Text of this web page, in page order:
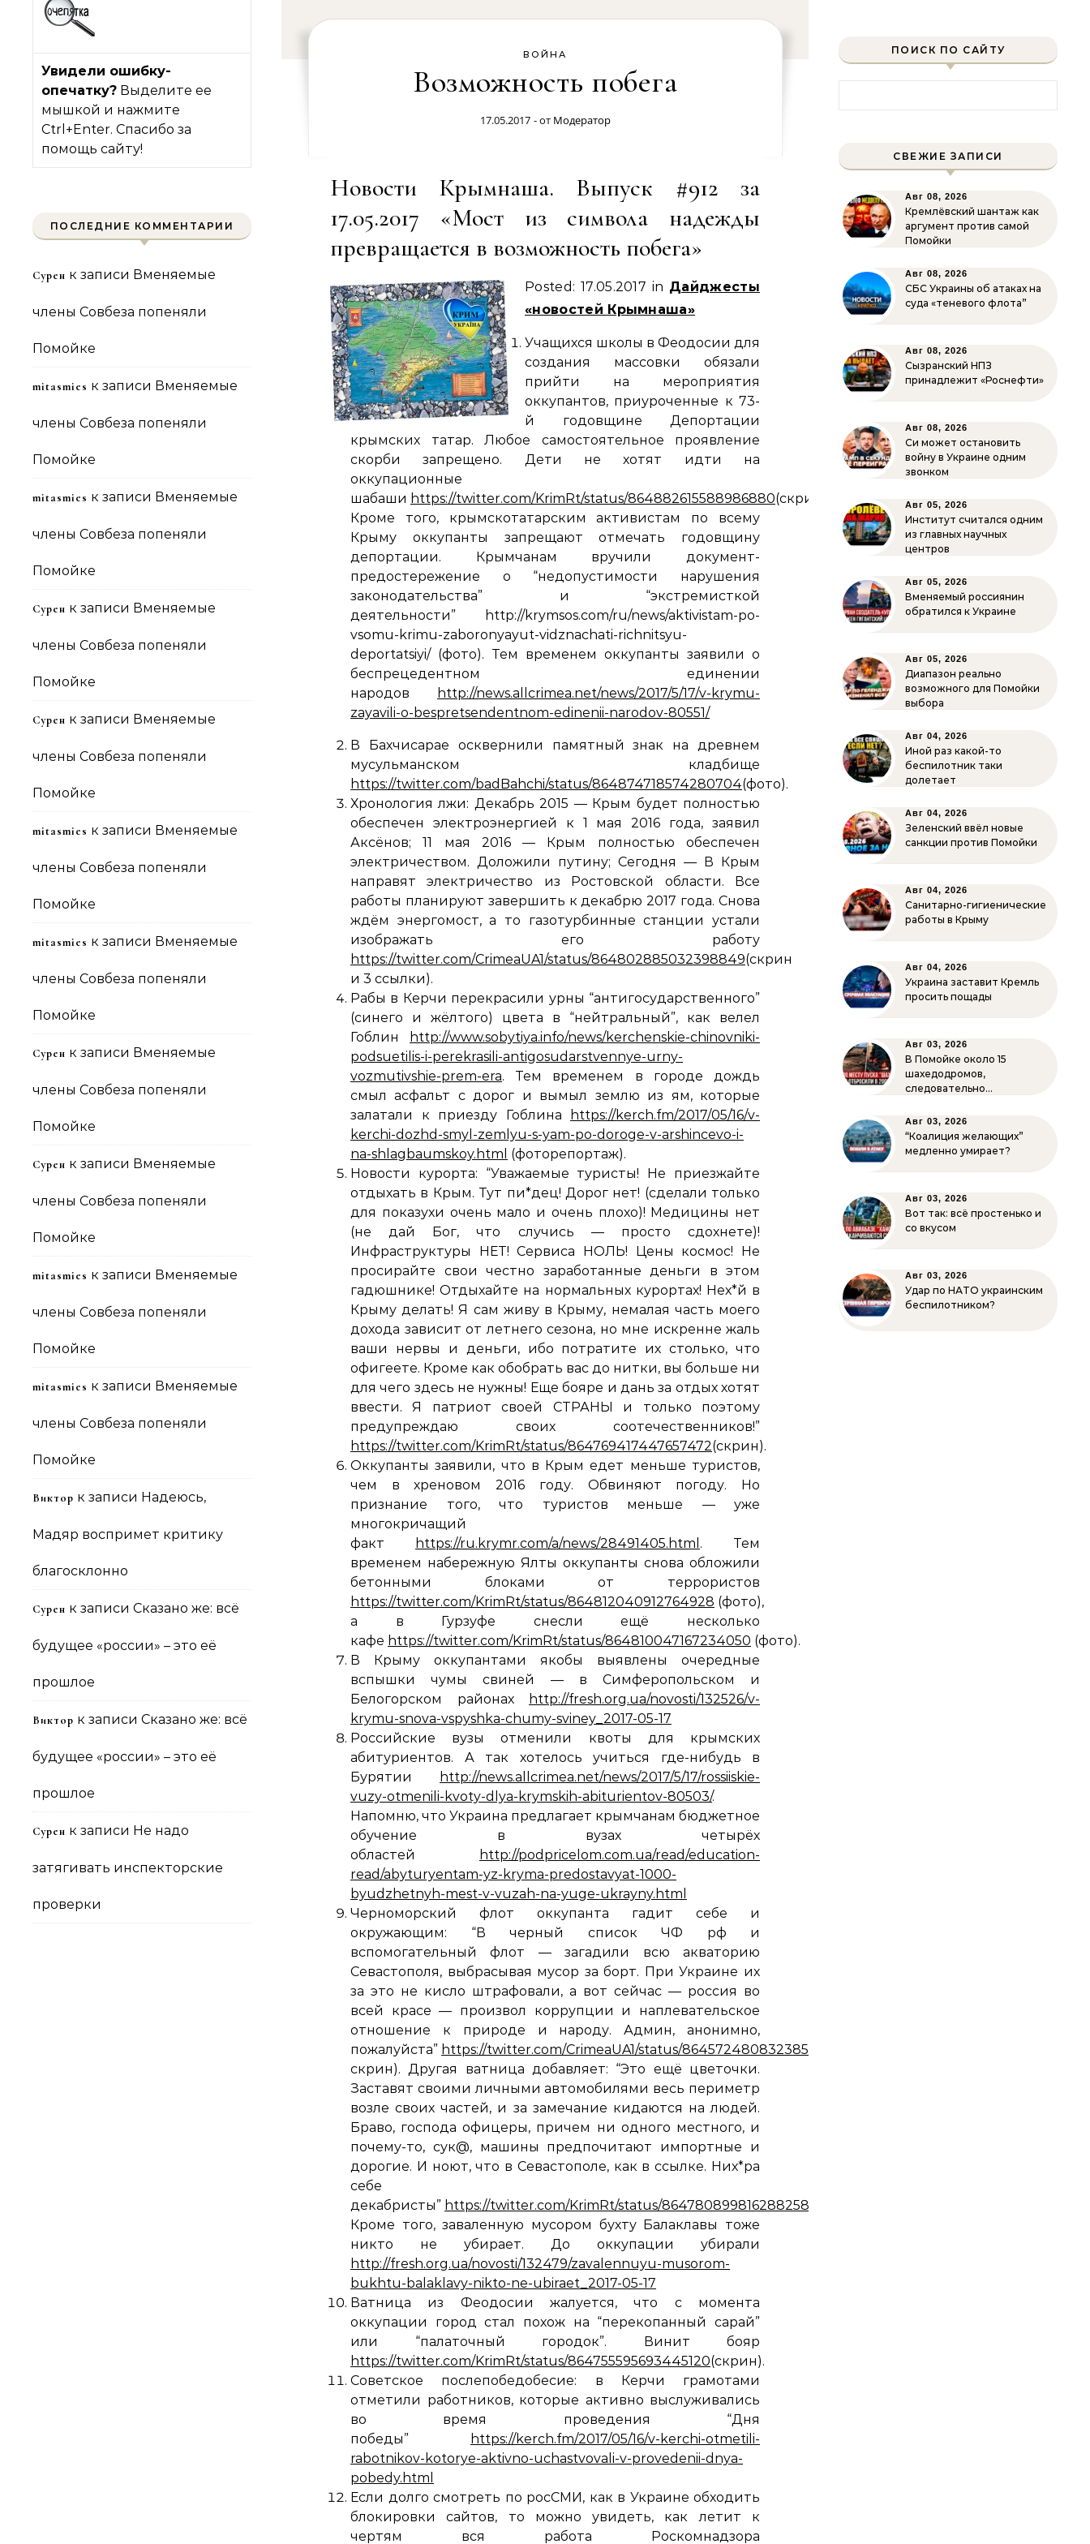
Увидели ошибку-
опечатку? Выделите ее
мышкой и нажмите
Ctrl+Enter. Спасибо за
помощь сайту!
ПОСЛЕДНИЕ КОММЕНТАРИИ
Сурен к записи Вменяемые
члены Совбеза попеняли
Помойке
mitasmies к записи Вменяемые
члены Совбеза попеняли
Помойке
mitasmies к записи Вменяемые
члены Совбеза попеняли
Помойке
Сурен к записи Вменяемые
члены Совбеза попеняли
Помойке
Сурен к записи Вменяемые
члены Совбеза попеняли
Помойке
mitasmies к записи Вменяемые
члены Совбеза попеняли
Помойке
mitasmies к записи Вменяемые
члены Совбеза попеняли
Помойке
Сурен к записи Вменяемые
члены Совбеза попеняли
Помойке
Сурен к записи Вменяемые
члены Совбеза попеняли
Помойке
mitasmies к записи Вменяемые
члены Совбеза попеняли
Помойке
mitasmies к записи Вменяемые
члены Совбеза попеняли
Помойке
Виктор к записи Надеюсь,
Мадяр воспримет критику
благосклонно
Сурен к записи Сказано же: всё
будущее «россии» – это её
прошлое
Виктор к записи Сказано же: всё
будущее «россии» – это её
прошлое
Сурен к записи Не надо
затягивать инспекторские
проверки
ВОЙНА
Возможность побега
17.05.2017 - от Модератор
Новости Крымнаша. Выпуск #912 за
17.05.2017 «Мост из символа надежды
превращается в возможность побега»
Posted: 17.05.2017 in Дайджесты
«новостей Крымнаша»
Учащихся школы в Феодосии для
создания массовки обязали
прийти на мероприятия
оккупантов, приуроченные к 73-
й годовщине Депортации
крымских татар. Любое самостоятельное проявление
скорби запрещено. Дети не хотят идти на
оккупационные
шабаши https://twitter.com/KrimRt/status/864882615588986880(скрин).
Кроме того, крымскотатарским активистам по всему
Крыму оккупанты запрещают отмечать годовщину
депортации. Крымчанам вручили документ-
предостережение о “недопустимости нарушения
законодательства” и “экстремисткой
деятельности” http://krymsos.com/ru/news/aktivistam-po-
vsomu-krimu-zaboronyayut-vidznachati-richnitsyu-
deportatsiyi/ (фото). Тем временем оккупанты заявили о
беспрецедентном единении
народов
http://news.allcrimea.net/news/2017/5/17/v-krymu-
zayavili-o-bespretsendentnom-edinenii-narodov-80551/
В Бахчисарае осквернили памятный знак на древнем
мусульманском кладбище
https://twitter.com/badBahchi/status/864874718574280704(фото).
Хронология лжи: Декабрь 2015 — Крым будет полностью
обеспечен электроэнергией к 1 мая 2016 года, заявил
Аксёнов; 11 мая 2016 — Крым полностью обеспечен
электричеством. Доложили путину; Сегодня — В Крым
направят электричество из Ростовской области. Все
работы планируют завершить к декабрю 2017 года. Снова
ждём энергомост, а то газотурбинные станции устали
изображать его работу
https://twitter.com/CrimeaUA1/status/864802885032398849(скрин
и 3 ссылки).
Рабы в Керчи перекрасили урны “антигосударственного”
(синего и жёлтого) цвета в “нейтральный”, как велел
Гоблин
http://www.sobytiya.info/news/kerchenskie-chinovniki-
podsuetilis-i-perekrasili-antigosudarstvennye-urny-
vozmutivshie-prem-era. Тем временем в городе дождь
смыл асфальт с дорог и вымыл землю из ям, которые
залатали к приезду Гоблина
https://kerch.fm/2017/05/16/v-
kerchi-dozhd-smyl-zemlyu-s-yam-po-doroge-v-arshincevo-i-
na-shlagbaumskoy.html (фоторепортаж).
Новости курорта: “Уважаемые туристы! Не приезжайте
отдыхать в Крым. Тут пи*дец! Дорог нет! (сделали только
для показухи очень мало и очень плохо)! Медицины нет
(не дай Бог, что случись — просто сдохнете)!
Инфраструктуры НЕТ! Сервиса НОЛЬ! Цены космос! Не
просирайте свои честно заработанные деньги в этом
гадюшнике! Отдыхайте на нормальных курортах! Нех*й в
Крыму делать! Я сам живу в Крыму, немалая часть моего
дохода зависит от летнего сезона, но мне искренне жаль
ваши нервы и деньги, ибо потратите их столько, что
офигеете. Кроме как обобрать вас до нитки, вы больше ни
для чего здесь не нужны! Еще бояре и дань за отдых хотят
ввести. Я патриот своей СТРАНЫ и только поэтому
предупреждаю своих соотечественников!”
https://twitter.com/KrimRt/status/864769417447657472(скрин).
Оккупанты заявили, что в Крым едет меньше туристов,
чем в хреновом 2016 году. Обвиняют погоду. Но
признание того, что туристов меньше — уже
многокричащий
факт
https://ru.krymr.com/a/news/28491405.html . Тем
временем набережную Ялты оккупанты снова обложили
бетонными блоками от террористов
https://twitter.com/KrimRt/status/864812040912764928 (фото),
а в Гурзуфе снесли ещё несколько
кафе https://twitter.com/KrimRt/status/864810047167234050 (фото).
В Крыму оккупантами якобы выявлены очередные
вспышки чумы свиней — в Симферопольском и
Белогорском районах
http://fresh.org.ua/novosti/132526/v-
krymu-snova-vspyshka-chumy-sviney_2017-05-17
Российские вузы отменили квоты для крымских
абитуриентов. А так хотелось учиться где-нибудь в
Бурятии
http://news.allcrimea.net/news/2017/5/17/rossiiskie-
vuzy-otmenili-kvoty-dlya-krymskih-abiturientov-80503/.
Напомню, что Украина предлагает крымчанам бюджетное
обучение в вузах четырёх
областей
http://podpricelom.com.ua/read/education-
read/abyturyentam-yz-kryma-predostavyat-1000-
byudzhetnyh-mest-v-vuzah-na-yuge-ukrayny.html
Черноморский флот оккупанта гадит себе и
окружающим: “В черный список ЧФ рф и
вспомогательный флот — загадили всю акваторию
Севастополя, выбрасывая мусор за борт. При Украине их
за это не кисло штрафовали, а вот сейчас — россия во
всей красе — произвол коррупции и наплевательское
отношение к природе и народу. Админ, анонимно,
пожалуйста” https://twitter.com/CrimeaUA1/status/864572480832385024
скрин). Другая ватница добавляет: “Это ещё цветочки.
Заставят своими личными автомобилями весь периметр
возле своих частей, и за замечание кидаются на людей.
Браво, господа офицеры, причем ни одного местного, и
почему-то, сук@, машины предпочитают импортные и
дорогие. И ноют, что в Севастополе, как в ссылке. Них*ра
себе
декабристы” https://twitter.com/KrimRt/status/864780899816288258
Кроме того, заваленную мусором бухту Балаклавы тоже
никто не убирает. До оккупации убирали
http://fresh.org.ua/novosti/132479/zavalennuyu-musorom-
bukhtu-balaklavy-nikto-ne-ubiraet_2017-05-17
Ватница из Феодосии жалуется, что с момента
оккупации город стал похож на “перекопанный сарай”
или “палаточный городок”. Винит бояр
https://twitter.com/KrimRt/status/864755595693445120(скрин).
Советское послепобедобесие: в Керчи грамотами
отметили работников, которые активно выслуживались
во время проведения “Дня
победы”
https://kerch.fm/2017/05/16/v-kerchi-otmetili-
rabotnikov-kotorye-aktivno-uchastvovali-v-provedenii-dnya-
pobedy.html
Если долго смотреть по росСМИ, как в Украине обходить
блокировки сайтов, то можно увидеть, как летит к
чертям вся работа Роскомнадзора
ПОИСК ПО САЙТУ
СВЕЖИЕ ЗАПИСИ
Авг 08, 2026
Кремлёвский шантаж как
аргумент против самой
Помойки
Авг 08, 2026
СБС Украины об атаках на
суда «теневого флота”
Авг 08, 2026
Сызранский НПЗ
принадлежит «Роснефти»
Авг 08, 2026
Си может остановить
войну в Украине одним
звонком
Авг 05, 2026
Институт считался одним
из главных научных
центров
Авг 05, 2026
Вменяемый россиянин
обратился к Украине
Авг 05, 2026
Диапазон реально
возможного для Помойки
выбора
Авг 04, 2026
Иной раз какой-то
беспилотник таки
долетает
Авг 04, 2026
Зеленский ввёл новые
санкции против Помойки
Авг 04, 2026
Санитарно-гигиенические
работы в Крыму
Авг 04, 2026
Украина заставит Кремль
просить пощады
Авг 03, 2026
В Помойке около 15
шахедодромов,
следовательно…
Авг 03, 2026
“Коалиция желающих”
медленно умирает?
Авг 03, 2026
Вот так: всё простенько и
со вкусом
Авг 03, 2026
Удар по НАТО украинским
беспилотником?